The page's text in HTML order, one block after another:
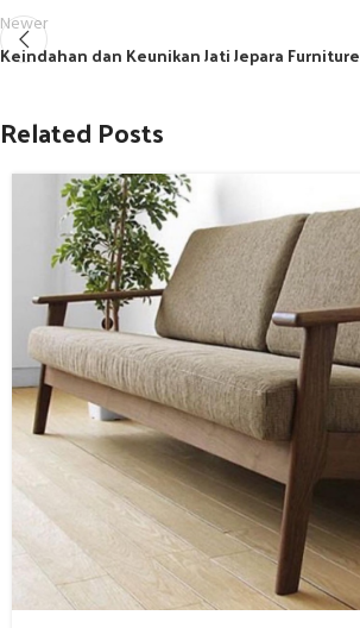
Newer
Keindahan dan Keunikan Jati Jepara Furniture
Related Posts